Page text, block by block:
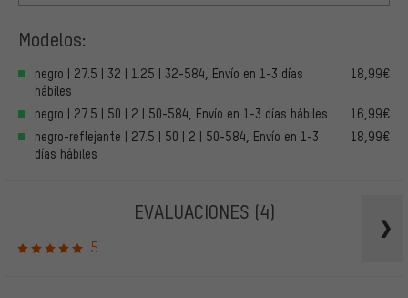
Modelos:
negro | 27.5 | 32 | 1.25 | 32-584, Envío en 1-3 días
hábiles
18,99€
negro | 27.5 | 50 | 2 | 50-584, Envío en 1-3 días hábiles
16,99€
negro-reflejante | 27.5 | 50 | 2 | 50-584, Envío en 1-3
días hábiles
18,99€
EVALUACIONES (4)
5